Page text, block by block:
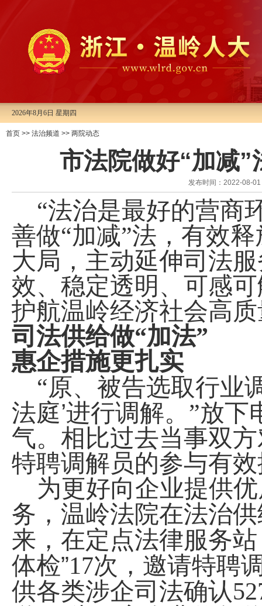
2026年8月6日 星期四
首页 >> 法治频道 >> 两院动态
市法院做好“加减
发布时间：2022-08-
“法治是最好的营商
善做“加减”法，有效
大局，主动延伸司法
效、稳定透明、可感
护航温岭经济社会高
司法供给做“加法”
惠企措施更扎实
“原、被告选取行业
法庭’进行调解。”放下
气。相比过去当事双
特聘调解员的参与有
为更好向企业提供
务，温岭法院在法治
来，在定点法律服务
体检”17次，邀请特聘
供各类涉企司法确认